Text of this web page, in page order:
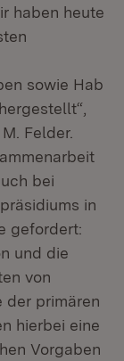
in neuem
haben heute
sowie Hab
Felder.
bei
in
gefordert:
und die
von
der primären
hierbei eine
Vorgaben